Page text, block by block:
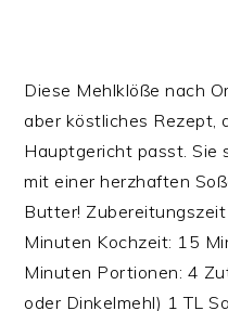
Diese Mehlklöße nach
aber köstliches Rezept,
Hauptgericht passt. Sie
mit einer herzhaften
Butter! Zubereitungszeit
Minuten Kochzeit: 15
Minuten‍‍‍ Portionen: 4
oder Dinkelmehl) 1 TL